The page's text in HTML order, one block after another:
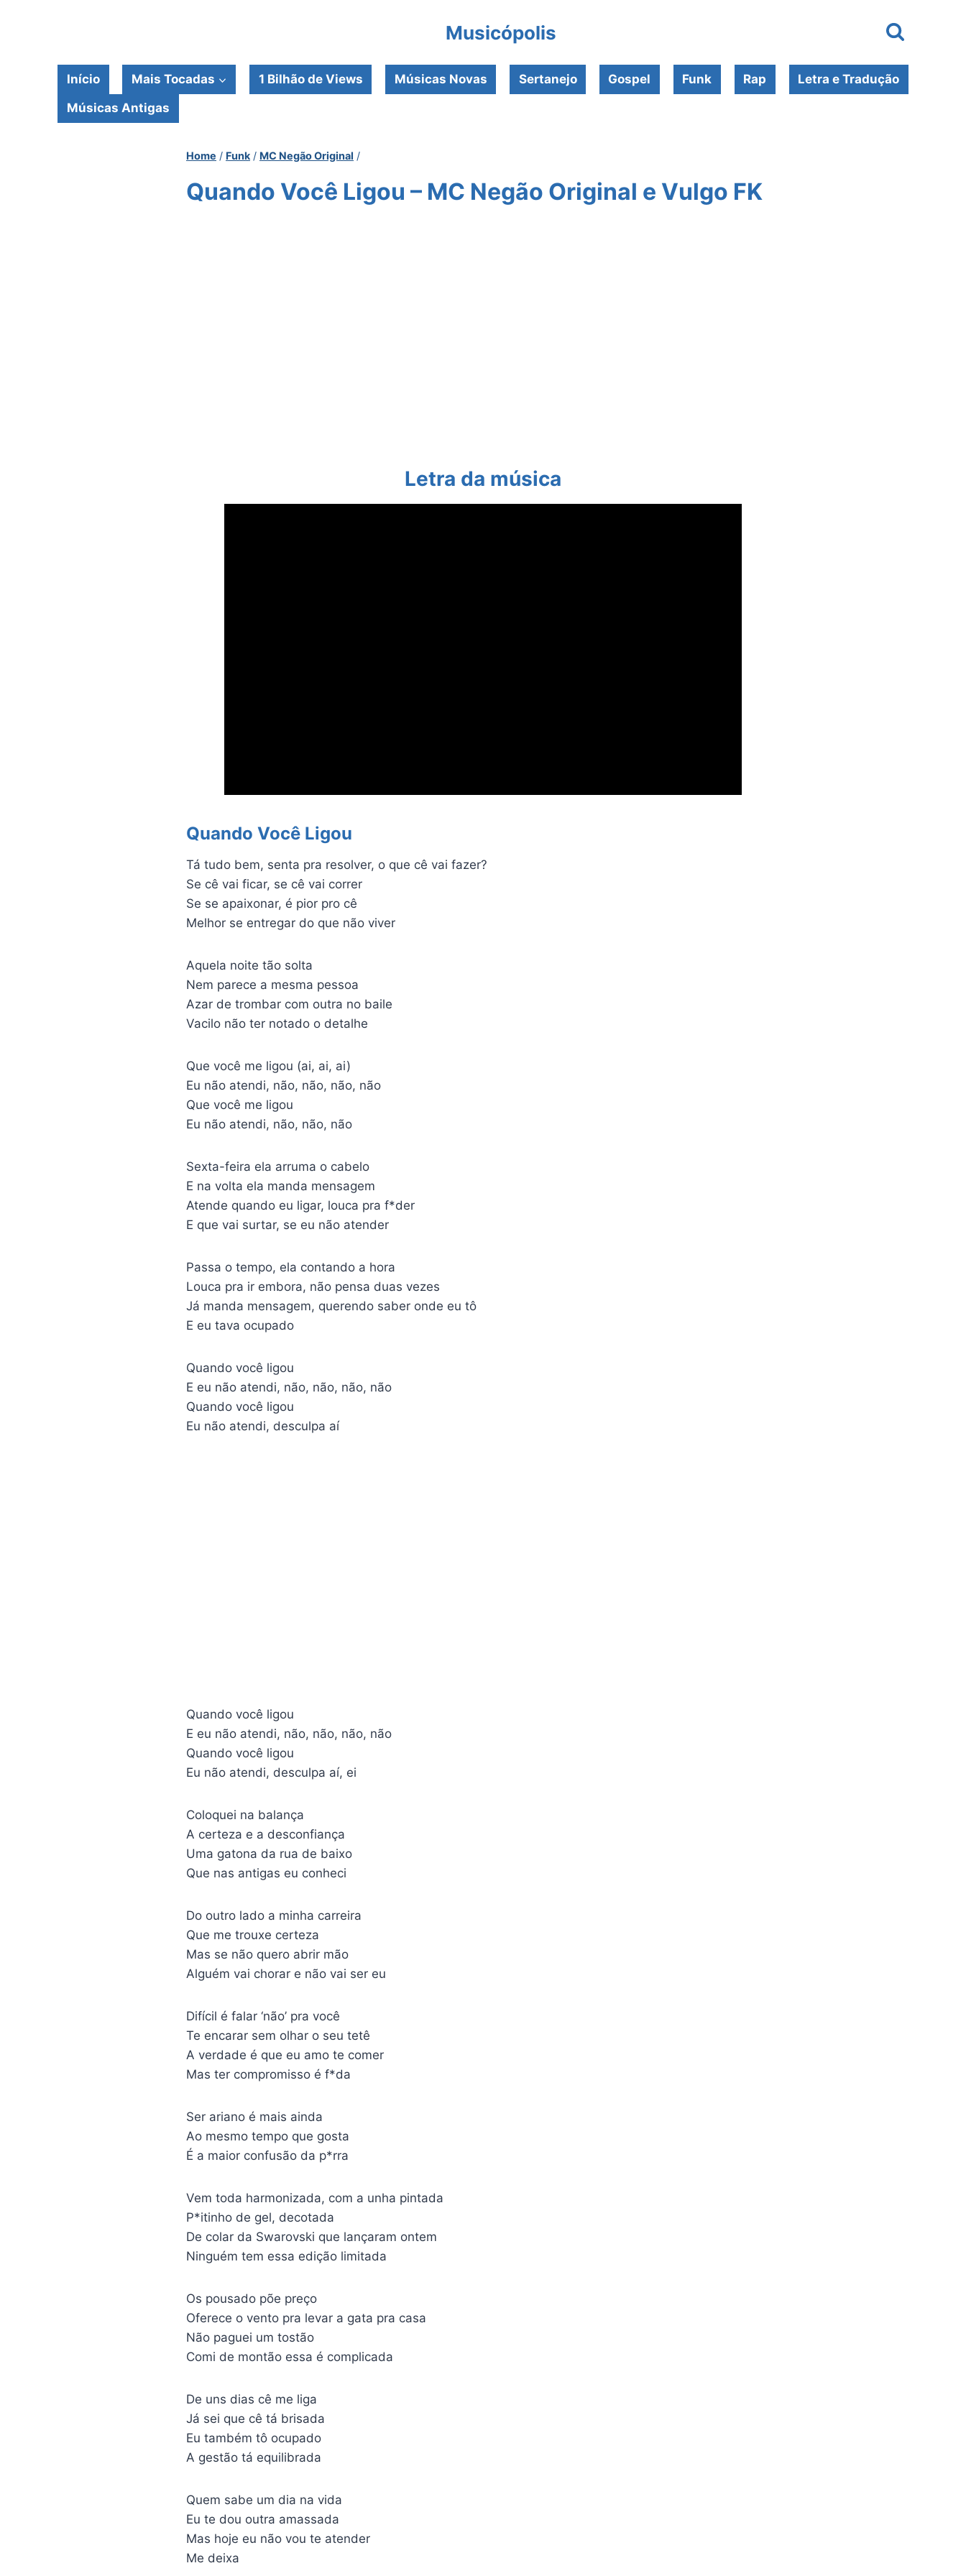
Conteúdo
Musicópolis
Início Mais Tocadas 1 Bilhão de Views Músicas Novas Sertanejo Gospel Funk Rap Letra e Tradução
Músicas Antigas
Home / Funk / MC Negão Original /
Quando Você Ligou – MC Negão Original e Vulgo FK
Letra da música
Quando Você Ligou
Tá tudo bem, senta pra resolver, o que cê vai fazer?
Se cê vai ficar, se cê vai correr
Se se apaixonar, é pior pro cê
Melhor se entregar do que não viver
Aquela noite tão solta
Nem parece a mesma pessoa
Azar de trombar com outra no baile
Vacilo não ter notado o detalhe
Que você me ligou (ai, ai, ai)
Eu não atendi, não, não, não, não
Que você me ligou
Eu não atendi, não, não, não
Sexta-feira ela arruma o cabelo
E na volta ela manda mensagem
Atende quando eu ligar, louca pra f*der
E que vai surtar, se eu não atender
Passa o tempo, ela contando a hora
Louca pra ir embora, não pensa duas vezes
Já manda mensagem, querendo saber onde eu tô
E eu tava ocupado
Quando você ligou
E eu não atendi, não, não, não, não
Quando você ligou
Eu não atendi, desculpa aí
Quando você ligou
E eu não atendi, não, não, não, não
Quando você ligou
Eu não atendi, desculpa aí, ei
Coloquei na balança
A certeza e a desconfiança
Uma gatona da rua de baixo
Que nas antigas eu conheci
Do outro lado a minha carreira
Que me trouxe certeza
Mas se não quero abrir mão
Alguém vai chorar e não vai ser eu
Difícil é falar ‘não’ pra você
Te encarar sem olhar o seu tetê
A verdade é que eu amo te comer
Mas ter compromisso é f*da
Ser ariano é mais ainda
Ao mesmo tempo que gosta
É a maior confusão da p*rra
Vem toda harmonizada, com a unha pintada
P*itinho de gel, decotada
De colar da Swarovski que lançaram ontem
Ninguém tem essa edição limitada
Os pousado põe preço
Oferece o vento pra levar a gata pra casa
Não paguei um tostão
Comi de montão essa é complicada
De uns dias cê me liga
Já sei que cê tá brisada
Eu também tô ocupado
A gestão tá equilibrada
Quem sabe um dia na vida
Eu te dou outra amassada
Mas hoje eu não vou te atender
Me deixa